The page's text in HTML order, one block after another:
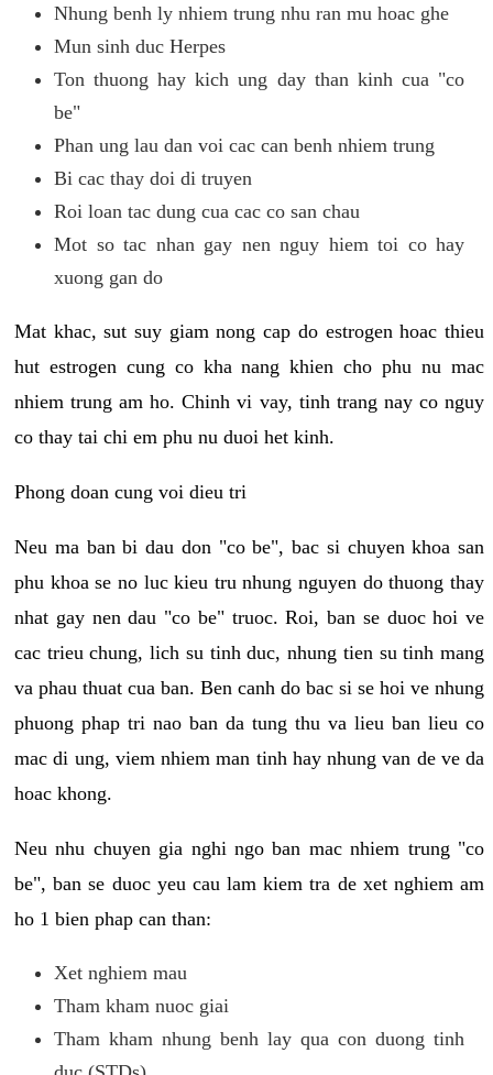
Nhung benh ly nhiem trung nhu ran mu hoac ghe
Mun sinh duc Herpes
Ton thuong hay kich ung day than kinh cua "co
be"
Phan ung lau dan voi cac can benh nhiem trung
Bi cac thay doi di truyen
Roi loan tac dung cua cac co san chau
Mot so tac nhan gay nen nguy hiem toi co hay
xuong gan do
Mat khac, sut suy giam nong cap do estrogen hoac thieu
hut estrogen cung co kha nang khien cho phu nu mac
nhiem trung am ho. Chinh vi vay, tinh trang nay co nguy
co thay tai chi em phu nu duoi het kinh.
Phong doan cung voi dieu tri
Neu ma ban bi dau don "co be", bac si chuyen khoa san
phu khoa se no luc kieu tru nhung nguyen do thuong thay
nhat gay nen dau "co be" truoc. Roi, ban se duoc hoi ve
cac trieu chung, lich su tinh duc, nhung tien su tinh mang
va phau thuat cua ban. Ben canh do bac si se hoi ve nhung
phuong phap tri nao ban da tung thu va lieu ban lieu co
mac di ung, viem nhiem man tinh hay nhung van de ve da
hoac khong.
Neu nhu chuyen gia nghi ngo ban mac nhiem trung "co
be", ban se duoc yeu cau lam kiem tra de xet nghiem am
ho 1 bien phap can than:
Xet nghiem mau
Tham kham nuoc giai
Tham kham nhung benh lay qua con duong tinh